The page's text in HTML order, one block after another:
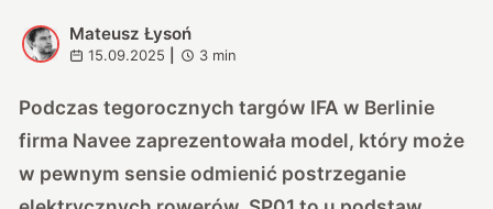
M
Mateusz Łysoń
15.09.2025 3 min
Podczas tegorocznych targów IFA w Berlinie
firma Navee zaprezentowała model, który może
w pewnym sensie odmienić postrzeganie